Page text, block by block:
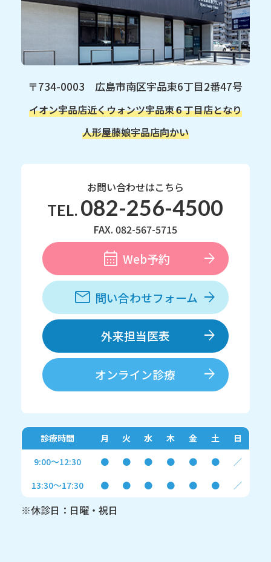
〒734-0003 広島市南区宇品東6丁目2番47号
イオン宇品店近くウォンツ宇品東６丁目店となり
人形屋藤娘宇品店向かい
お問い合わせはこちら
TEL. 082-256-4500
FAX. 082-567-5715
Web予約
問い合わせフォーム
外来担当医表
オンライン診療
診療時間 月 火 水 木 金 土
日
9:00～12:30
● ● ● ● ● ●
／
13:30～17:30
● ● ● ● ● ● ／
※休診日：日曜・祝日